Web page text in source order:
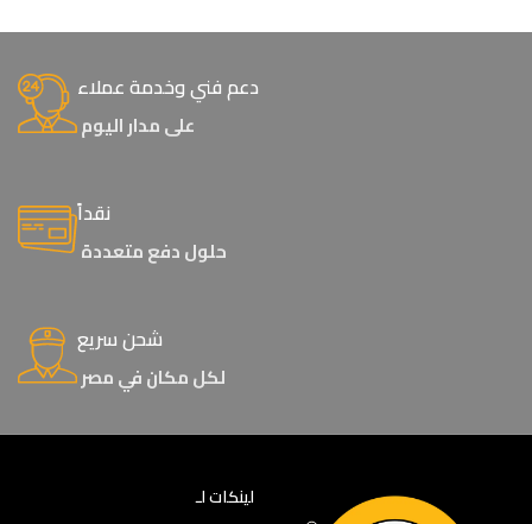
دعم فني وخدمة عملاء
على مدار اليوم
نقداً
حلول دفع متعددة
شحن سريع
لكل مكان في مصر
لينكات لـ